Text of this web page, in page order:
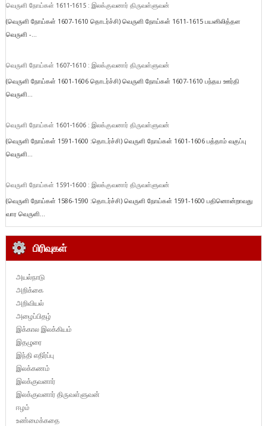
வெருளி நோய்கள் 1611-1615 : இலக்குவனார் திருவள்ளுவன்
(வெருளி நோய்கள் 1607-1610 தொடர்ச்சி) வெருளி நோய்கள் 1611-1615 பயனிலித்தள
வெருளி -...
வெருளி நோய்கள் 1607-1610 : இலக்குவனார் திருவள்ளுவன்
(வெருளி நோய்கள் 1601-1606 தொடர்ச்சி) வெருளி நோய்கள் 1607-1610 பந்தய ஊர்தி
வெருளி...
வெருளி நோய்கள் 1601-1606 : இலக்குவனார் திருவள்ளுவன்
(வெருளி நோய்கள் 1591-1600 :தொடர்ச்சி) வெருளி நோய்கள் 1601-1606 பத்தாம் வகுப்பு
வெருளி...
வெருளி நோய்கள் 1591-1600 : இலக்குவனார் திருவள்ளுவன்
(வெருளி நோய்கள் 1586-1590 :தொடர்ச்சி) வெருளி நோய்கள் 1591-1600 பதினொன்றாவது
வார வெருளி...
பிரிவுகள்
அயல்நாடு
அறிக்கை
அறிவியல்
அழைப்பிதழ்
இக்கால இலக்கியம்
இதழுரை
இந்தி எதிர்ப்பு
இலக்கணம்
இலக்குவனார்
இலக்குவனார் திருவள்ளுவன்
ஈழம்
உண்மைக்கதை